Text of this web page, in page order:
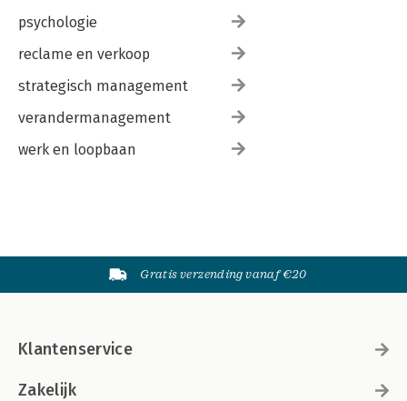
psychologie
reclame en verkoop
strategisch management
verandermanagement
werk en loopbaan
Gratis verzending vanaf €20
Klantenservice
Zakelijk